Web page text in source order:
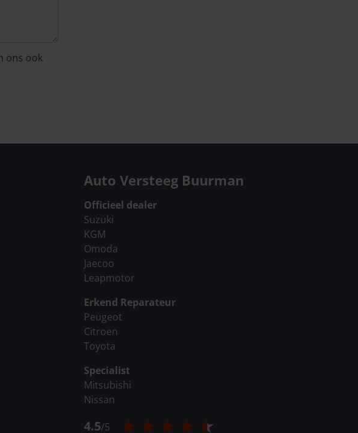
ons ook
Auto Versteeg Buurman
Officieel dealer
Suzuki
KGM
Omoda
Jaecoo
Leapmotor
Erkend Reparateur
Peugeot
Citroen
Toyota
Specialist
Mitsubishi
Nissan
4.5/5